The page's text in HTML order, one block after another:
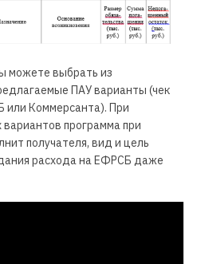
можете выбрать из
ПАУ варианты (чек
или Коммерсанта). При
программа при
получателя, вид и цель
расхода на ЕФРСБ даже